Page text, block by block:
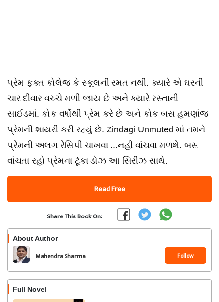
પ્રેમ ફક્ત કોલેજ કે સ્કૂલની રમત નથી, ક્યારે એ ઘરની
ચાર દીવાર વચ્ચે મળી જાય છે અને ક્યારે રસ્તાની
સાઈડમાં. કોક વર્ષોથી પ્રેમ કરે છે અને કોક બસ હમણાંજ
પ્રેમની શાયરી કરી રહ્યું છે. Zindagi Unmuted માં તમને
પ્રેમની અલગ રેસિપી ચાખવા ...નહીં વાંચવા મળશે. બસ
વાંચતા રહો પ્રેમના ટૂંકા ડોઝ આ સિરીઝ સાથે.
Read Free
Share This Book On:
About Author
Mahendra Sharma Follow
Full Novel